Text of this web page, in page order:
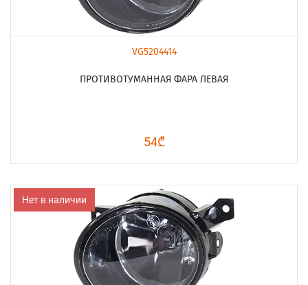
VG5204414
ПРОТИВОТУМАННАЯ ФАРА ЛЕВАЯ
54₾
Нет в наличии